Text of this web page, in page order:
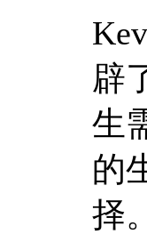
辟
生
的
择。